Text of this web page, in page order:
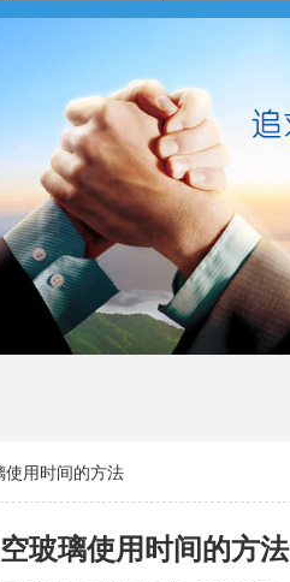
用时间的方法
玻璃使用时间的方法